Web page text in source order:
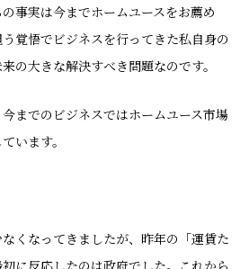
事実は今までホームユースをお薦め
覚悟でビジネスを行ってきた私自身の
の大きな解決すべき問題なのです。
までのビジネスではホームユース市場
います。
くなってきましたが、昨年の「運賃た
に反応したのは政府でした。これから